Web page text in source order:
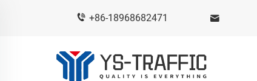
+86-18968682471